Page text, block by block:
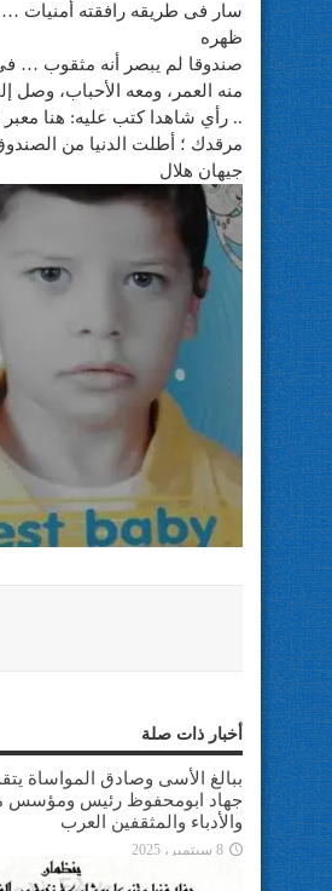
سار فى طريقه رافقته أمنيات …
ظهره
صندوقا لم يبصر أنه مثقوب …
منه العمر، ومعه الأحباب، وصل
.. رأي شاهدا كتب عليه: هنا معبر
مرقدك ؛ أطلت الدنيا من
جيهان هلال
أخبار ذات صلة
ببالغ الأسى وصادق المواساة
جهاد ابومحفوظ رئيس ومؤسس
والأدباء والمثقفين العرب
8 سبتمبر، 2025